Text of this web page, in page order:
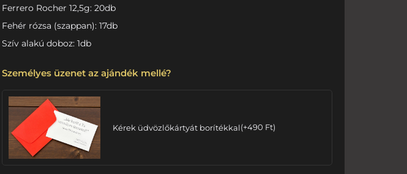
Ferrero Rocher 12,5g: 20db
Fehér rózsa (szappan): 17db
Szív alakú doboz: 1db
Személyes üzenet az ajándék mellé?
Kérek üdvözlőkártyát borítékkal(+490 Ft)